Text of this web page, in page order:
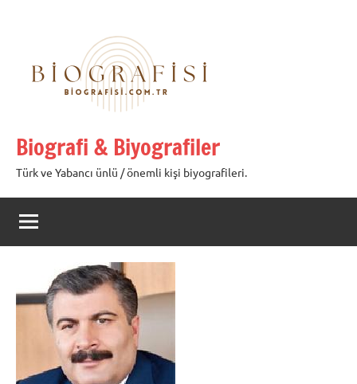
Biografi & Biyografiler
Türk ve Yabancı ünlü / önemli kişi biyografileri.